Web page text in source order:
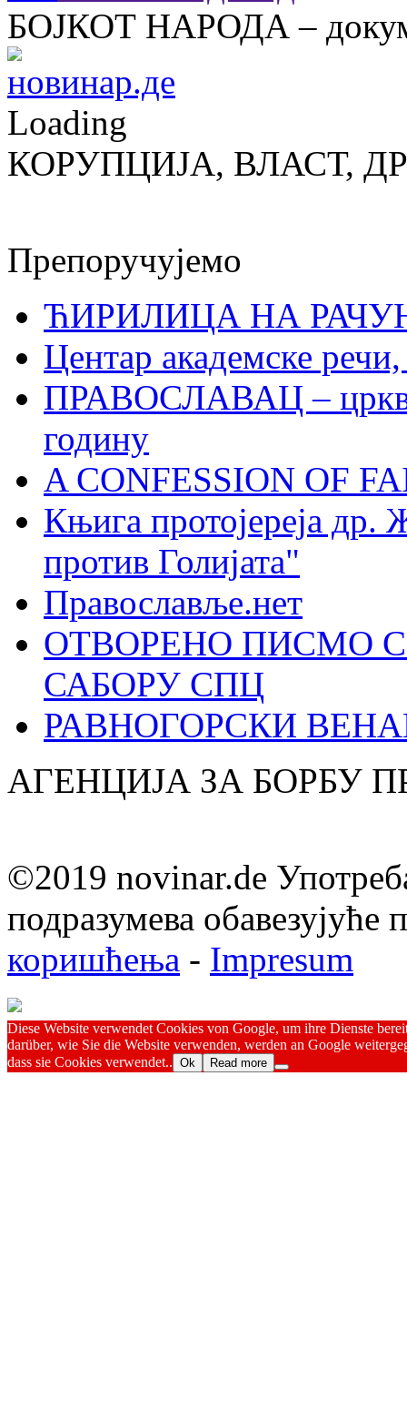
БОЈКОТ НАРОДА –
Loading
КОРУПЦИЈА, ВЛАСТ,
Препоручујемо
ЋИРИЛИЦА НА
Центар академске
ПРАВОСЛАВАЦ –
годину
A CONFESSION OF
Књига протојереја др.
против Голијата"
Православље.нет
ОТВОРЕНО ПИСМО
САБОРУ СПЦ
РАВНОГОРСКИ
АГЕНЦИЈА ЗА БОРБУ
©2019 novinar.de
подразумева обавезујуће
коришћења - Impresum
Diese Website verwendet Cookies von Google, um ihre Dienste
darüber, wie Sie die Website verwenden, werden an Google
dass sie Cookies verwendet.. Ok Read more